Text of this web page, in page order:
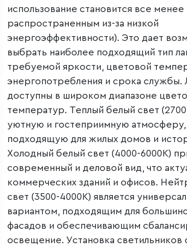
использование становится все менее
распространенным из-за низкой
энергоэффективности). Это дает
выбрать наиболее подходящий тип
требуемой яркости, цветовой
энергопотребления и срока службы.
доступны в широком диапазоне
температур. Теплый белый свет
уютную и гостеприимную атмосферу,
подходящую для жилых домов и
Холодный белый свет (4000-6000K)
современный и деловой вид, что
коммерческих зданий и офисов.
свет (3500-4000K) является
вариантом, подходящим для
фасадов и обеспечивающим
освещение. Установка светильников